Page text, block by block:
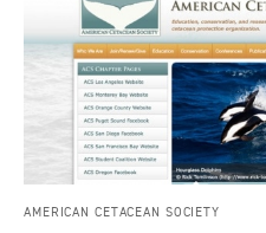
AMERICAN CETACEAN SOCIETY